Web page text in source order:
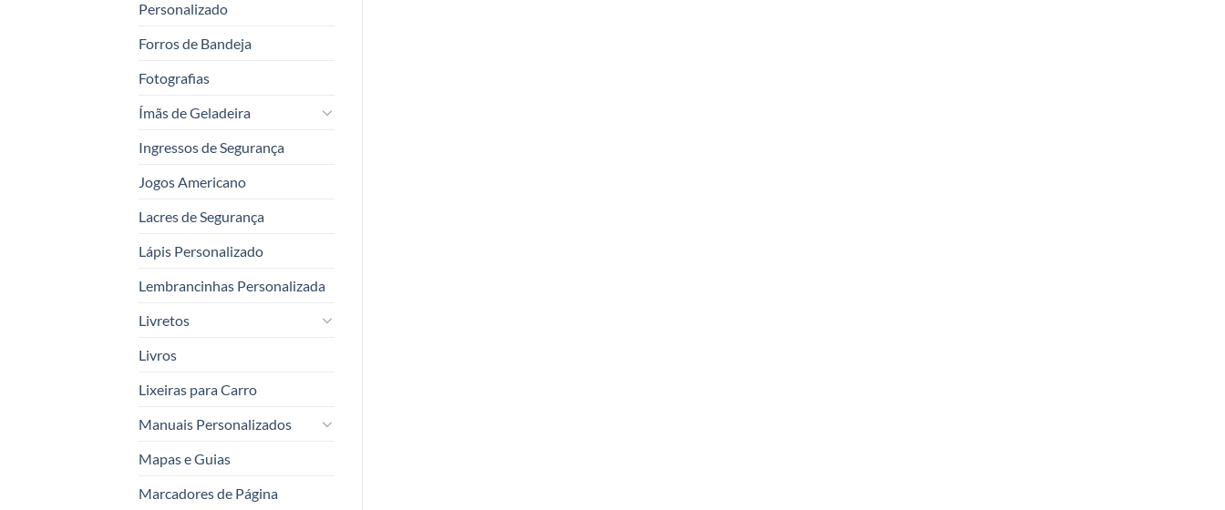
Personalizado
Forros de Bandeja
Fotografias
Ímãs de Geladeira
Ingressos de Segurança
Jogos Americano
Lacres de Segurança
Lápis Personalizado
Lembrancinhas Personalizada
Livretos
Livros
Lixeiras para Carro
Manuais Personalizados
Mapas e Guias
Marcadores de Página